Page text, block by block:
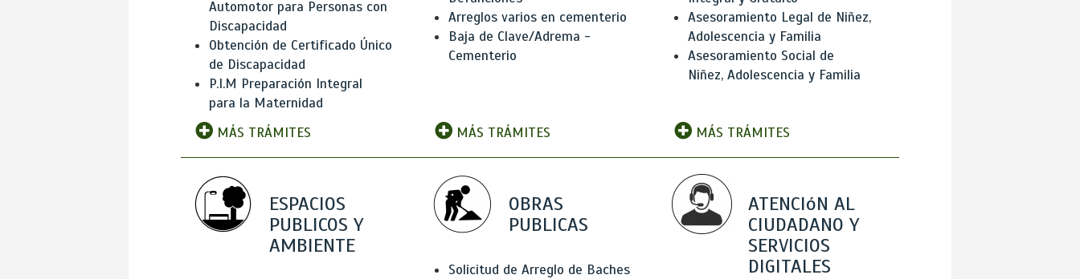
Automotor para Personas con
Discapacidad
Obtención de Certificado Único
de Discapacidad
P.I.M Preparación Integral
para la Maternidad
MÁS TRÁMITES
Arreglos varios en cementerio
Baja de Clave/Adrema -
Cementerio
MÁS TRÁMITES
Asesoramiento Legal de Niñez,
Adolescencia y Familia
Asesoramiento Social de
Niñez, Adolescencia y Familia
MÁS TRÁMITES
ESPACIOS
PUBLICOS Y
AMBIENTE
OBRAS
PUBLICAS
Solicitud de Arreglo de Baches
ATENCIóN AL
CIUDADANO Y
SERVICIOS
DIGITALES